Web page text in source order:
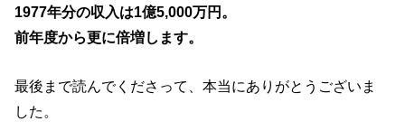
1977年分の収入は1億5,000万円。
前年度から更に倍増します。
最後まで読んでくださって、本当にありがとうございま
した。